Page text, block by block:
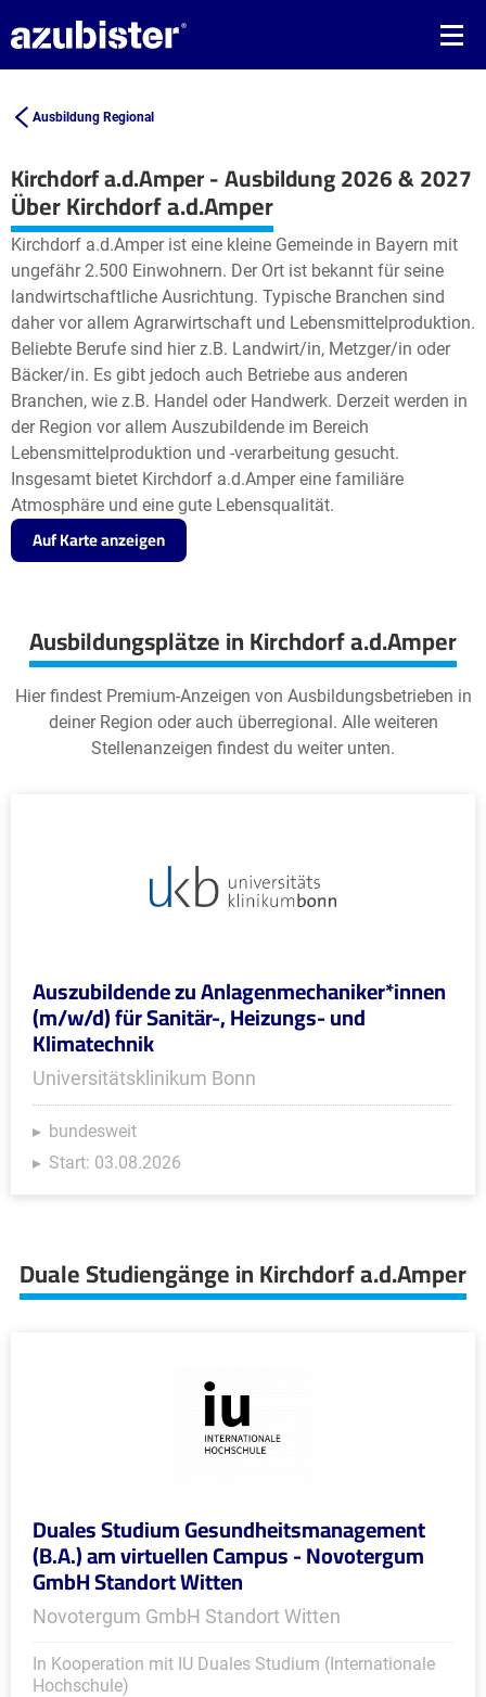
Ausbildung Regional
Kirchdorf a.d.Amper - Ausbildung 2026 & 2027
+
−
Leaflet| ©OpenStreetMap2contributors
Über Kirchdorf a.d.Amper
Kirchdorf a.d.Amper ist eine kleine Gemeinde in Bayern mit
ungefähr 2.500 Einwohnern. Der Ort ist bekannt für seine
landwirtschaftliche Ausrichtung. Typische Branchen sind
daher vor allem Agrarwirtschaft und Lebensmittelproduktion.
Beliebte Berufe sind hier z.B. Landwirt/in, Metzger/in oder
Bäcker/in. Es gibt jedoch auch Betriebe aus anderen
Branchen, wie z.B. Handel oder Handwerk. Derzeit werden in
der Region vor allem Auszubildende im Bereich
Lebensmittelproduktion und -verarbeitung gesucht.
Insgesamt bietet Kirchdorf a.d.Amper eine familiäre
Atmosphäre und eine gute Lebensqualität.
Auf Karte anzeigen
Ausbildungsplätze in Kirchdorf a.d.Amper
Hier findest Premium-Anzeigen von Ausbildungsbetrieben in
deiner Region oder auch überregional. Alle weiteren
Stellenanzeigen findest du weiter unten.
Auszubildende zu Anlagenmechaniker*innen
(m/w/d) für Sanitär-, Heizungs- und
Klimatechnik
Universitätsklinikum Bonn
bundesweit
Start: 03.08.2026
Duale Studiengänge in Kirchdorf a.d.Amper
Duales Studium Gesundheitsmanagement
(B.A.) am virtuellen Campus - Novotergum
GmbH Standort Witten
Novotergum GmbH Standort Witten
In Kooperation mit IU Duales Studium (Internationale
Hochschule)